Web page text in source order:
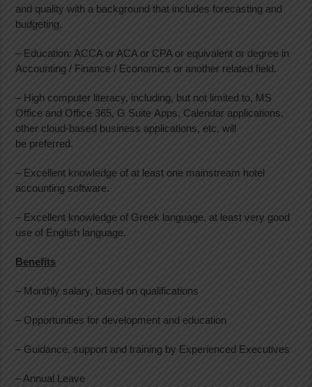
and quality with a background that includes forecasting and
budgeting.
– Education: ACCA or ACA or CPA or equivalent or degree in
Accounting / Finance / Economics or another related field.
– High computer literacy, including, but not limited to, MS
Office and Office 365, G Suite Apps, Calendar applications,
other cloud-based business applications, etc, will
be preferred.
– Excellent knowledge of at least one mainstream hotel
accounting software.
– Excellent knowledge of Greek language, at least very good
use of English language.
Benefits
– Monthly salary, based on qualifications
– Opportunities for development and education
– Guidance, support and training by Experienced Executives
– Annual Leave